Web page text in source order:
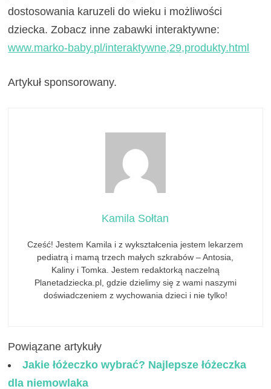
dostosowania karuzeli do wieku i możliwości
dziecka. Zobacz inne zabawki interaktywne:
www.marko-baby.pl/interaktywne,29,produkty.html
Artykuł sponsorowany.
Kamila Sołtan
Cześć! Jestem Kamila i z wykształcenia jestem lekarzem
pediatrą i mamą trzech małych szkrabów – Antosia,
Kaliny i Tomka. Jestem redaktorką naczelną
Planetadziecka.pl, gdzie dzielimy się z wami naszymi
doświadczeniem z wychowania dzieci i nie tylko!
Powiązane artykuły
Jakie łóżeczko wybrać? Najlepsze łóżeczka
dla niemowlaka